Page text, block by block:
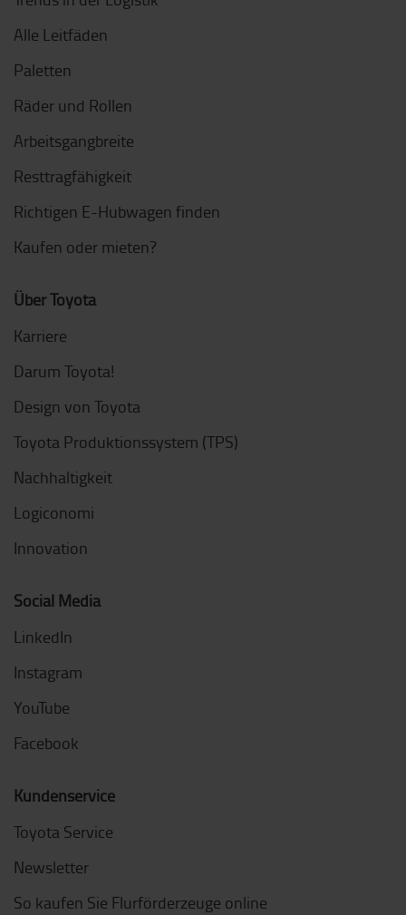
Alle Leitfäden
Paletten
Räder und Rollen
Arbeitsgangbreite
Resttragfähigkeit
Richtigen E-Hubwagen finden
Kaufen oder mieten?
Über Toyota
Karriere
Darum Toyota!
Design von Toyota
Toyota Produktionssystem (TPS)
Nachhaltigkeit
Logiconomi
Innovation
Social Media
LinkedIn
Instagram
YouTube
Facebook
Kundenservice
Toyota Service
Newsletter
So kaufen Sie Flurförderzeuge online